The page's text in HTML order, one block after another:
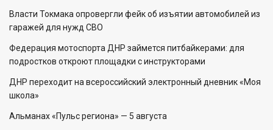
Власти Токмака опровергли фейк об изъятии автомобилей из
гаражей для нужд СВО
Федерация мотоспорта ДНР займется питбайкерами: для
подростков откроют площадки с инструкторами
ДНР переходит на всероссийский электронный дневник «Моя
школа»
Альманах «Пульс региона» — 5 августа